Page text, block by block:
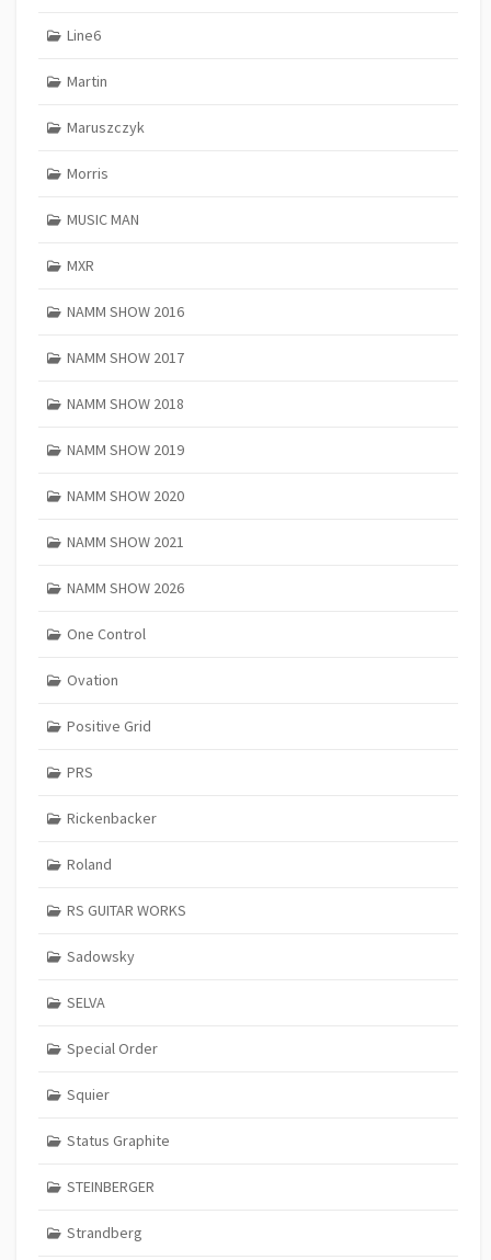
Line6
Martin
Maruszczyk
Morris
MUSIC MAN
MXR
NAMM SHOW 2016
NAMM SHOW 2017
NAMM SHOW 2018
NAMM SHOW 2019
NAMM SHOW 2020
NAMM SHOW 2021
NAMM SHOW 2026
One Control
Ovation
Positive Grid
PRS
Rickenbacker
Roland
RS GUITAR WORKS
Sadowsky
SELVA
Special Order
Squier
Status Graphite
STEINBERGER
Strandberg